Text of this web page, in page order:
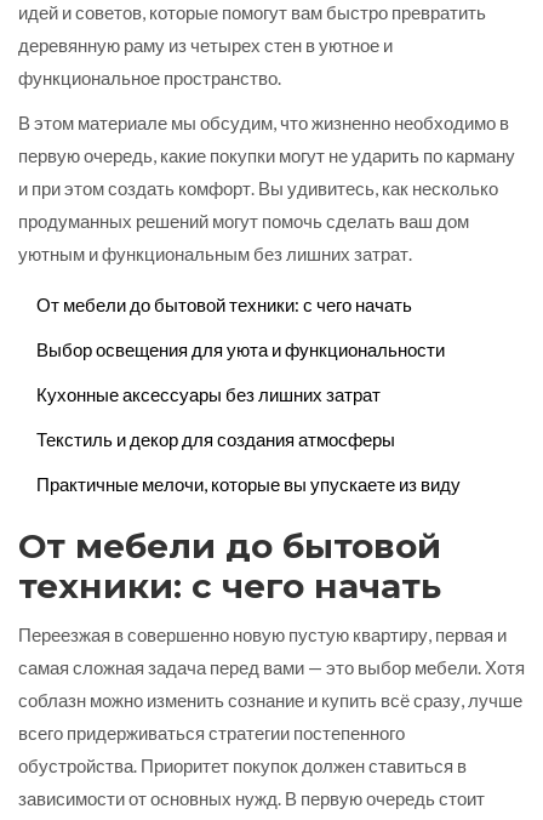
идей и советов, которые помогут вам быстро превратить
деревянную раму из четырех стен в уютное и
функциональное пространство.
В этом материале мы обсудим, что жизненно необходимо в
первую очередь, какие покупки могут не ударить по карману
и при этом создать комфорт. Вы удивитесь, как несколько
продуманных решений могут помочь сделать ваш дом
уютным и функциональным без лишних затрат.
От мебели до бытовой техники: с чего начать
Выбор освещения для уюта и функциональности
Кухонные аксессуары без лишних затрат
Текстиль и декор для создания атмосферы
Практичные мелочи, которые вы упускаете из виду
От мебели до бытовой
техники: с чего начать
Переезжая в совершенно новую пустую квартиру, первая и
самая сложная задача перед вами — это выбор мебели. Хотя
соблазн можно изменить сознание и купить всё сразу, лучше
всего придерживаться стратегии постепенного
обустройства. Приоритет покупок должен ставиться в
зависимости от основных нужд. В первую очередь стоит